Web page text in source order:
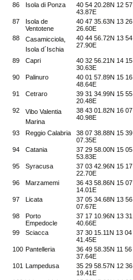
86 Isola di Ponza
40 54 20.28N 12 57
43.87E
87
Isola de
Ventotene
40 47 35.63N 13 26
26.60E
88
Casamicciola,
Isola d´Ischia
40 44 56.72N 13 54
27.90E
89 Capri
40 32 56.21N 14 15
30.63E
90 Palinuro
40 01 57.89N 15 16
48.64E
91 Cetraro
39 31 34.99N 15 55
20.48E
92
Vibo Valentia
Marina
38 43 01.82N 16 07
40.98E
93 Reggio Calabria
38 07 38.88N 15 39
07.35E
94 Catania
37 29 58.00N 15 05
53.83E
95 Syracusa
37 03 42.96N 15 17
22.70E
96 Marzamemi
36 43 58.86N 15 07
14.01E
97 Licata
37 05 34.68N 13 56
07.67E
98
Porto
Empedocle
37 17 10.96N 13 31
40.66E
99 Sciacca
37 30 15.11N 13 04
41.45E
100 Pantelleria
36 49 58.35N 11 56
37.64E
101 Lampedusa
35 29 58.57N 12 36
19.41E